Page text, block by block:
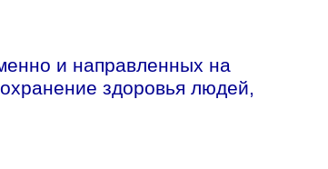
и направленных на
здоровья людей,